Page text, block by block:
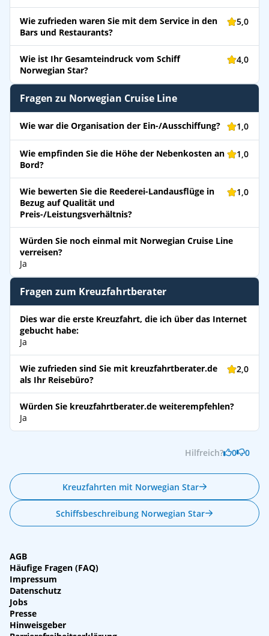
Wie zufrieden waren Sie mit dem Service in den
Bars und Restaurants?
5,0
Wie ist Ihr Gesamteindruck vom Schiff
Norwegian Star?
4,0
Fragen zu Norwegian Cruise Line
Wie war die Organisation der Ein-/Ausschiffung? 1,0
Wie empfinden Sie die Höhe der Nebenkosten an
Bord?
1,0
Wie bewerten Sie die Reederei-Landausflüge in
Bezug auf Qualität und
Preis-/Leistungsverhältnis?
1,0
Würden Sie noch einmal mit Norwegian Cruise Line
verreisen?
Ja
Fragen zum Kreuzfahrtberater
Dies war die erste Kreuzfahrt, die ich über das Internet
gebucht habe:
Ja
Wie zufrieden sind Sie mit kreuzfahrtberater.de
als Ihr Reisebüro?
2,0
Würden Sie kreuzfahrtberater.de weiterempfehlen?
Ja
Kreuzfahrten mit Norwegian Star
Schiffsbeschreibung Norwegian Star
Hilfreich? 0 0
AGB
Häufige Fragen (FAQ)
Impressum
Datenschutz
Jobs
Presse
Hinweisgeber